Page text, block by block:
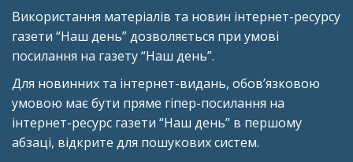
Використання матеріалів та новин інтернет-ресурсу
газети “Наш день” дозволяється при умові
посилання на газету “Наш день”.
Для новинних та інтернет-видань, обов’язковою
умовою має бути пряме гіпер-посилання на
інтернет-ресурс газети “Наш день” в першому
абзаці, відкрите для пошукових систем.